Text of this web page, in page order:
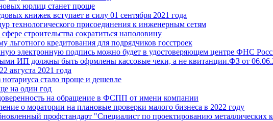
юрлиц станет проще
книжек вступает в силу 01 сентября 2021 года
технологического присоединения к инженерным сетям
строительства сократиться наполовину
кредитования для подрядчиков госстроек
электронную подпись можно будет в удостоверяющем центре ФНС
ИП должны быть офрмлены кассовые чеки, а не квитанции.ФЗ от
августа 2021 года
нотариуса стало проще и дешевле
на один год
на обращение в ФСПП от имени компании
о моратории на плановые проверки малого бизнеса в 2022 году
профстандарт "Специалист по проектированию